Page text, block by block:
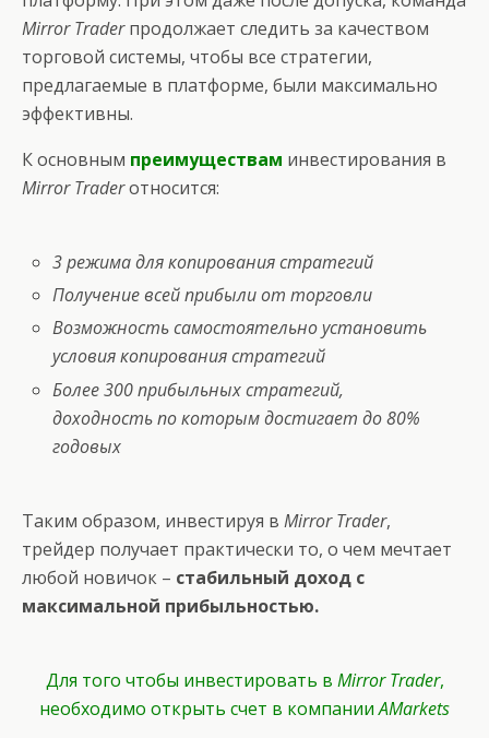
Mirror Traderпродолжает следить за качеством
торговой системы, чтобы все стратегии,
предлагаемые в платформе, были максимально
эффективны.
К основным преимуществам инвестирования в
Mirror Traderотносится:
3 режима для копирования стратегий
Получение всей прибыли от торговли
Возможность самостоятельно установить
условия копирования стратегий
Более 300 прибыльных стратегий,
доходность по которым достигает до 80%
годовых
Таким образом, инвестируя в Mirror Trader,
трейдер получает практически то, о чем мечтает
любой новичок – стабильный доход с
максимальной прибыльностью.
Для того чтобы инвестировать в Mirror Trader,
необходимо открыть счет в компанииAMarkets